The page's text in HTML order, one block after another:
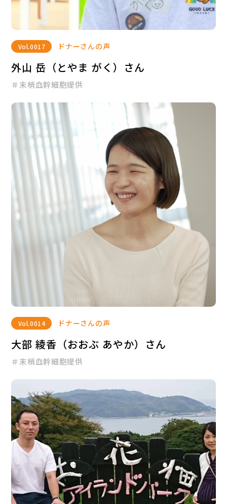
Vol.0017 ドナーさんの声
外山 岳（とやま がく）さん
＃末梢血幹細胞提供
Vol.0014 ドナーさんの声
大部 綾香（おおぶ あやか）さん
＃末梢血幹細胞提供